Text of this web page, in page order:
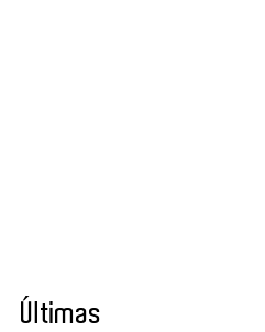
Últimas